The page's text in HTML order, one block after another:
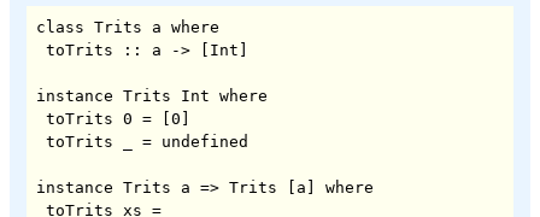
class Trits a where
instance Trits Int where
instance Trits a => Trits [a] where